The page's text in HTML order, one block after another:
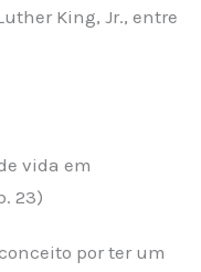
King, Jr., entre
vida em
23)
por ter um